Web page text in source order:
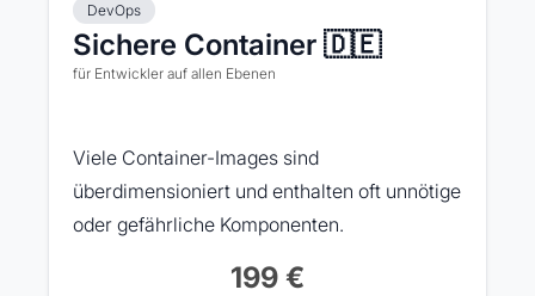
DevOps
Sichere Container 🇩🇪
für Entwickler auf allen Ebenen
Viele Container-Images sind
überdimensioniert und enthalten oft unnötige
oder gefährliche Komponenten.
199 €